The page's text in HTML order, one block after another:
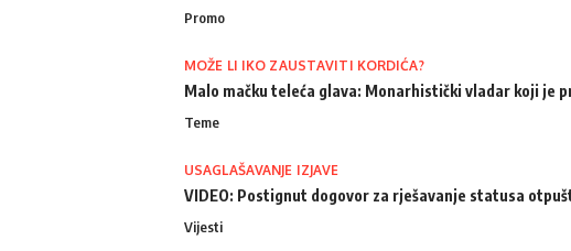
Promo
MOŽE LI IKO ZAUSTAVITI KORDIĆA?
Malo mačku teleća glava: Monarhistički vladar koji je
Teme
USAGLAŠAVANJE IZJAVE
VIDEO: Postignut dogovor za rješavanje statusa
Vijesti